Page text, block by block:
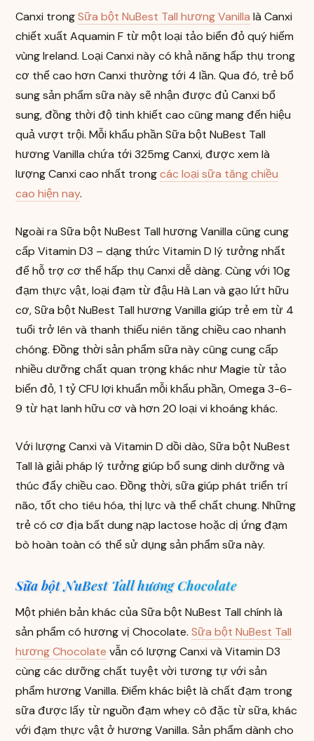
Canxi trongSữa bột NuBest Tall hương Vanilla là Canxi
chiết xuất Aquamin F từ một loại tảo biển đỏ quý hiếm
vùng Ireland. Loại Canxi này có khả năng hấp thụ trong
cơ thể cao hơn Canxi thường tới 4 lần. Qua đó, trẻ bổ
sung sản phẩm sữa này sẽ nhận được đủ Canxi bổ
sung, đồng thời độ tinh khiết cao cũng mang đến hiệu
quả vượt trội. Mỗi khẩu phần Sữa bột NuBest Tall
hương Vanilla chứa tới 325mg Canxi, được xem là
lượng Canxi cao nhất trongcác loại sữa tăng chiều
cao hiện nay.
Ngoài ra Sữa bột NuBest Tall hương Vanilla cũng cung
cấp Vitamin D3 – dạng thức Vitamin D lý tưởng nhất
để hỗ trợ cơ thể hấp thụ Canxi dễ dàng. Cùng với 10g
đạm thực vật, loại đạm từ đậu Hà Lan và gạo lứt hữu
cơ, Sữa bột NuBest Tall hương Vanilla giúp trẻ em từ 4
tuổi trở lên và thanh thiếu niên tăng chiều cao nhanh
chóng. Đồng thời sản phẩm sữa này cũng cung cấp
nhiều dưỡng chất quan trọng khác như Magie từ tảo
biển đỏ, 1 tỷ CFU lợi khuẩn mỗi khẩu phần, Omega 3-6-
9 từ hạt lanh hữu cơ và hơn 20 loại vi khoáng khác.
Với lượng Canxi và Vitamin D dồi dào, Sữa bột NuBest
Tall là giải pháp lý tưởng giúp bổ sung dinh dưỡng và
thúc đẩy chiều cao. Đồng thời, sữa giúp phát triển trí
não, tốt cho tiêu hóa, thị lực và thể chất chung. Những
trẻ có cơ địa bất dung nạp lactose hoặc dị ứng đạm
bò hoàn toàn có thể sử dụng sản phẩm sữa này.
Sữa bột NuBest Tall hương Chocolate
Một phiên bản khác của Sữa bột NuBest Tall chính là
sản phẩm có hương vị Chocolate.Sữa bột NuBest Tall
hương Chocolate vẫn có lượng Canxi và Vitamin D3
cùng các dưỡng chất tuyệt vời tương tự với sản
phẩm hương Vanilla. Điểm khác biệt là chất đạm trong
sữa được lấy từ nguồn đạm whey cô đặc từ sữa, khác
với đạm thực vật ở hương Vanilla. Sản phẩm dành cho